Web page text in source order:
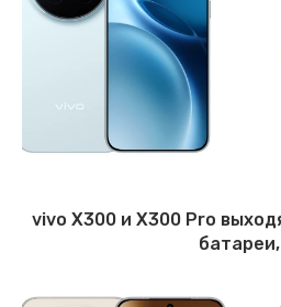
vivo X300 и X300 Pro